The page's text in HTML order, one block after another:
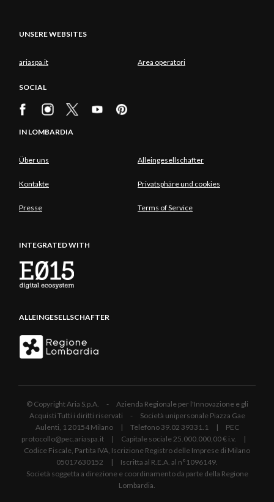
UNSERE WEBSITES
ariaspa.it Area operatori
SOCIAL
IN LOMBARDIA
Über uns Alleingesellschafter
Kontakte Privatsphäre und cookies
Presse Terms of Service
INTEGRATED WITH
ALLEINGESELLSCHAFTER
© Copyright Aria S.p.A. - Azienda Regionale per l'Innovazione e gli
Acquisti Tutti i diritti riservati - Società unipersonale Piazza Gae
Aulenti, 1 20154 Milano | Telefono 39.02 39331.1 | PEC
protocollo@pec.ariaspa.it | Capitale sociale 25.000.000,00 € i.v. |
Codice Fiscale, Partita IVA, Iscrizione Registro delle Imprese di Milano
05017630152 | Iscritta al R.E.A. al n°1096149.
Società soggetta a direzione e coordinamento da parte della Regione
Lombardia.